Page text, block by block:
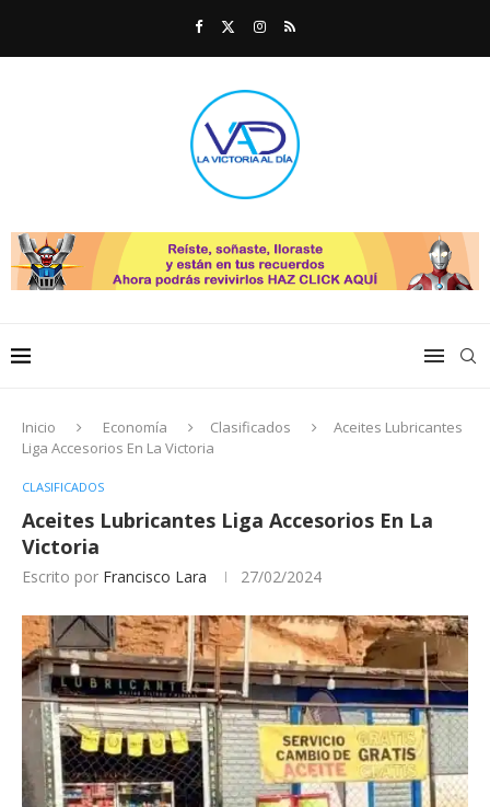
Inicio Economía Clasificados
Aceites Lubricantes
Liga Accesorios En La Victoria
CLASIFICADOS
Aceites Lubricantes Liga Accesorios En La
Victoria
Escrito por Francisco Lara 27/02/2024